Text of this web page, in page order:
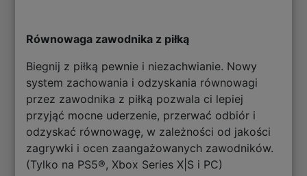
Równowaga zawodnika z piłką
Biegnij z piłką pewnie i niezachwianie. Nowy
system zachowania i odzyskania równowagi
przez zawodnika z piłką pozwala ci lepiej
przyjąć mocne uderzenie, przerwać odbiór i
odzyskać równowagę, w zależności od jakości
zagrywki i ocen zaangażowanych zawodników.
(Tylko na PS5®, Xbox Series X|S i PC)